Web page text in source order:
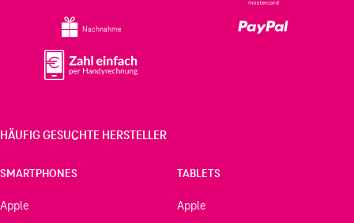
Nachnahme
HÄUFIG GESUCHTE HERSTELLER
SMARTPHONES
Apple
TABLETS
Apple